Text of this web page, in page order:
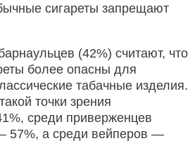
сигареты запрещают
(42%) считают, что
более опасны для
табачные изделия.
точки зрения
среди приверженцев
57%, а среди вейперов —